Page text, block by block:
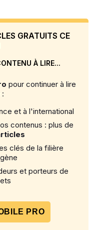
GRATUITS CE
À LIRE...
pour continuer à lire
et à l'international
contenus : plus de
clés de la filière
et porteurs de
PRO